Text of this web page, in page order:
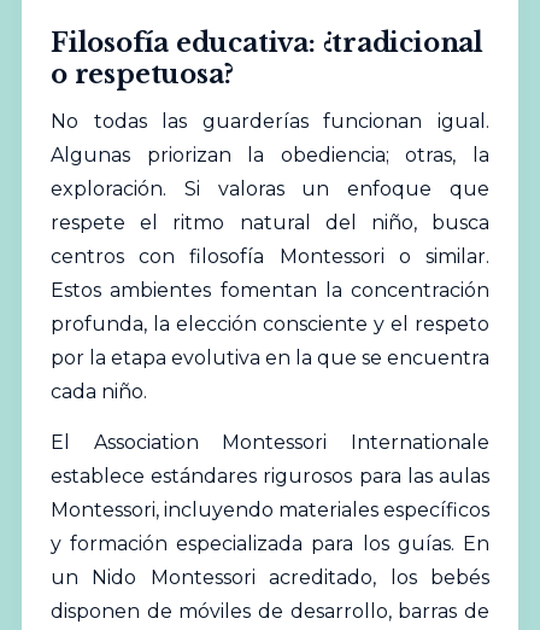
Filosofía educativa: ¿tradicional
o respetuosa?
No todas las guarderíasfuncionan igual.
Algunas priorizan la obediencia; otras, la
exploración. Si valoras un enfoque que
respete el ritmo natural del niño, busca
centros con filosofía Montessori o similar.
Estos ambientes fomentan la concentración
profunda, la elección consciente y el respeto
por la etapa evolutiva en la que se encuentra
cada niño.
El Association Montessori Internationale
establece estándares rigurosos para las aulas
Montessori, incluyendo materiales específicos
y formación especializada para los guías. En
un Nido Montessori acreditado, los bebés
disponen de móviles de desarrollo, barras de